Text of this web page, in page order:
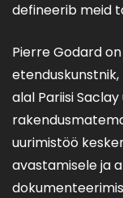
defineerib meid
Pierre Godard
alal Pariisi
uurimistöö
avastamisele ja